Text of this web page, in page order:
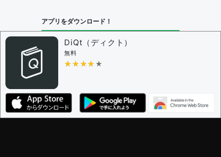
問題の編集権限を持つユーザー -
審査に対する投票権限を持つユーザー -
ザー
決定に必要な投票数 -
編集ガイドライン
アプリをダウンロード！
DiQt（ディクト）
無料
★★★★★
★★★★★